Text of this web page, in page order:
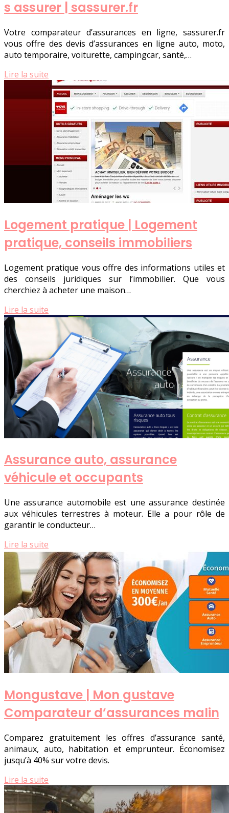
s assurer | sassurer.fr
Votre comparateur d’assurances en ligne, sassurer.fr
vous offre des devis d’assurances en ligne auto, moto,
auto temporaire, voiturette, campingcar, santé,…
Lire la suite
Logement pratique | Logement
pratique, conseils immobiliers
Logement pratique vous offre des informations utiles et
des conseils juridiques sur l’immobilier. Que vous
cherchiez à acheter une maison…
Lire la suite
Assurance auto, assurance
véhicule et occupants
Une assurance automobile est une assurance destinée
aux véhicules terrestres à moteur. Elle a pour rôle de
garantir le conducteur…
Lire la suite
Mongustave | Mon gustave
Comparateur d’assurances malin
Comparez gratuitement les offres d’assurance santé,
animaux, auto, habitation et emprunteur. Économisez
jusqu’à 40% sur votre devis.
Lire la suite